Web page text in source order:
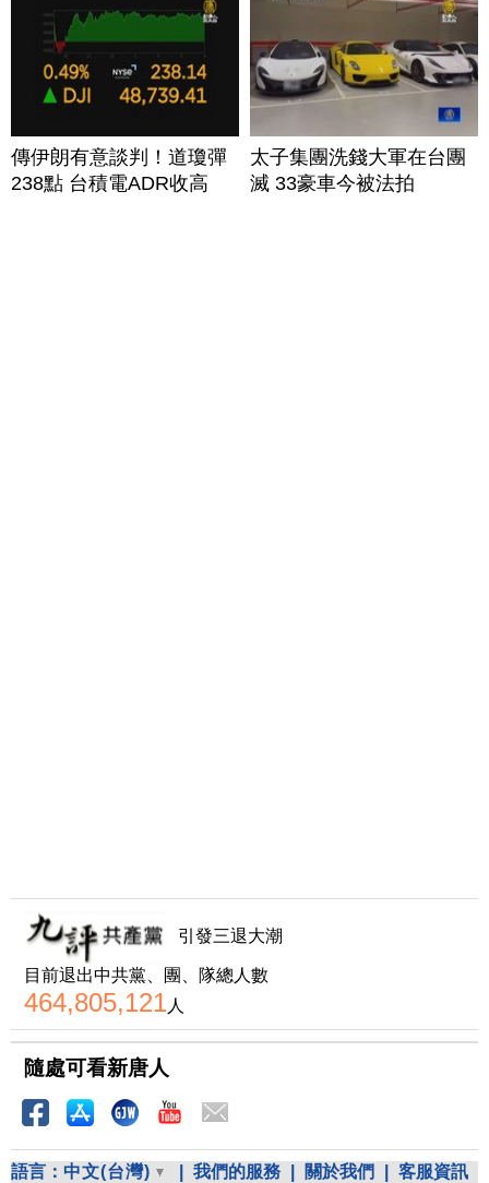
傳伊朗有意談判！道瓊彈
238點 台積電ADR收高
太子集團洗錢大軍在台團
滅 33豪車今被法拍
引發三退大潮
目前退出中共黨、團、隊總人數
464,805,121人
隨處可看新唐人
語言： 中文(台灣) 我們的服務 關於我們 客服資訊